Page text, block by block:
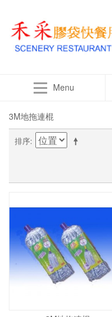
Menu
3M地拖連棍
排序